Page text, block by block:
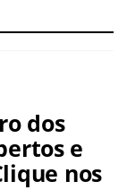
dos
e
nos